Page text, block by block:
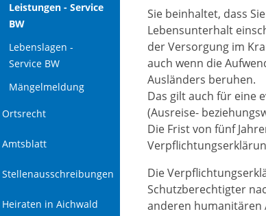
Leistungen - Service
BW
Lebenslagen -
Service BW
Mängelmeldung
Ortsrecht
Amtsblatt
Stellenausschreibungen
Heiraten in Aichwald
Sie beinhaltet, dass
Lebensunterhalt
der Versorgung im
auch wenn die
Ausländers beruhen.
Das gilt auch für eine
(Ausreise-
Die Frist von fünf
Die
Schutzberechtigter
anderen humanitären